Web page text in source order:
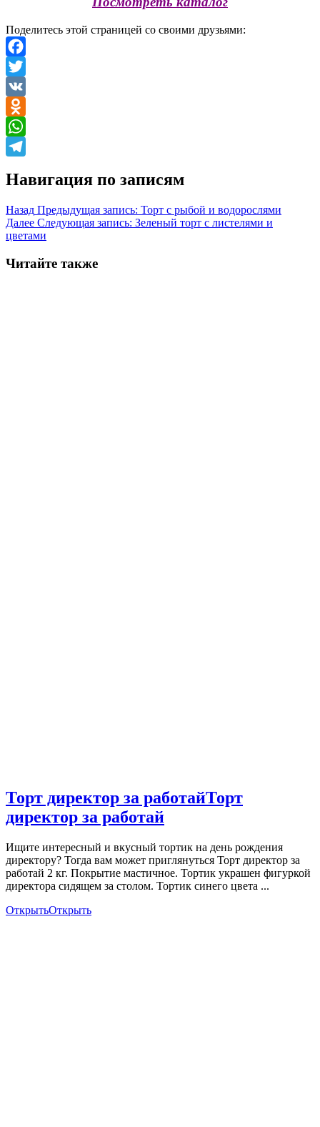
Поделитесь этой страницей со своими друзьями:
Facebook
Twitter
VK
Odnoklassniki
WhatsApp
Навигация по записям
Назад Предыдущая запись: Торт с рыбой и водорослями
Далее Следующая запись: Зеленый торт с листелями и
цветами
Читайте также
Торт директор за работайТорт
директор за работай
Ищите интересный и вкусный тортик на день рождения
директору? Тогда вам может приглянуться Торт директор за
работай 2 кг. Покрытие мастичное. Тортик украшен фигуркой
директора сидящем за столом. Тортик синего цвета ...
ОткрытьОткрыть